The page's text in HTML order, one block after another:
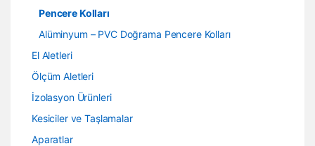
Pencere Kolları
Alüminyum – PVC Doğrama Pencere Kolları
El Aletleri
Ölçüm Aletleri
İzolasyon Ürünleri
Kesiciler ve Taşlamalar
Aparatlar